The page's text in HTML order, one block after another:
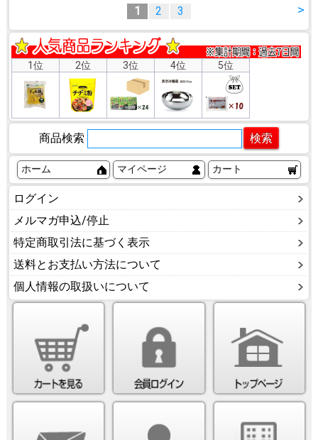
>
1 2 3
1位 2位 3位 4位 5位
商品検索
ホーム マイページ カート
ログイン
メルマガ申込/停止
特定商取引法に基づく表示
送料とお支払い方法について
個人情報の取扱いについて